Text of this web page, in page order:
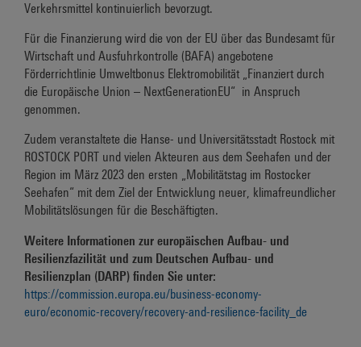
Verkehrsmittel kontinuierlich bevorzugt.
Für die Finanzierung wird die von der EU über das Bundesamt für
Wirtschaft und Ausfuhrkontrolle (BAFA) angebotene
Förderrichtlinie Umweltbonus Elektromobilität „Finanziert durch
die Europäische Union – NextGenerationEU“ in Anspruch
genommen.
Zudem veranstaltete die Hanse- und Universitätsstadt Rostock mit
ROSTOCK PORT und vielen Akteuren aus dem Seehafen und der
Region im März 2023 den ersten „Mobilitätstag im Rostocker
Seehafen“ mit dem Ziel der Entwicklung neuer, klimafreundlicher
Mobilitätslösungen für die Beschäftigten.
Weitere Informationen zur europäischen Aufbau- und
Resilienzfazilität und zum Deutschen Aufbau- und
Resilienzplan (DARP) finden Sie unter:
https://commission.europa.eu/business-economy-
euro/economic-recovery/recovery-and-resilience-facility_de